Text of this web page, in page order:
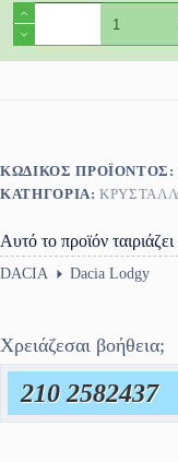
Κρύσταλλο
Καθρέφτη
Dacia
Lodgy
ΚΩΔΙΚΌΣ ΠΡΟΪΌΝΤΟΣ:
ΚΑΤΗΓΟΡΊΑ:
Αυτό το προϊόν
DACIA Dacia Lodgy
Χρειάζεσαι βοήθεια;
210 2582437